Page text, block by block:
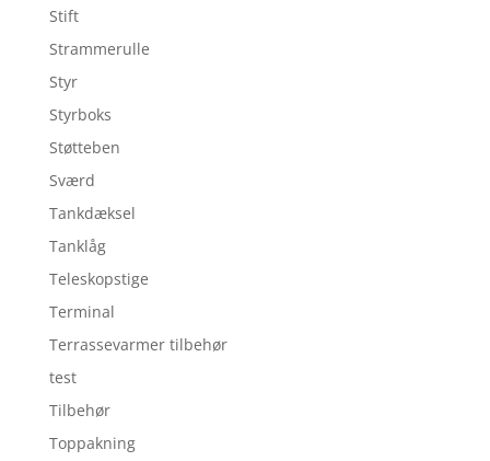
Stift
Strammerulle
Styr
Styrboks
Støtteben
Sværd
Tankdæksel
Tanklåg
Teleskopstige
Terminal
Terrassevarmer tilbehør
test
Tilbehør
Toppakning